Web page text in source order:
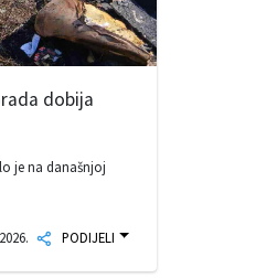
dobija
je na današnjoj
PODIJELI